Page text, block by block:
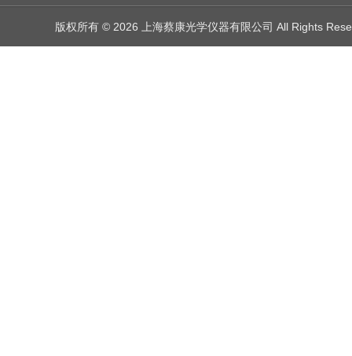
版权所有 © 2026 上海蔡康光学仪器有限公司 All Rights